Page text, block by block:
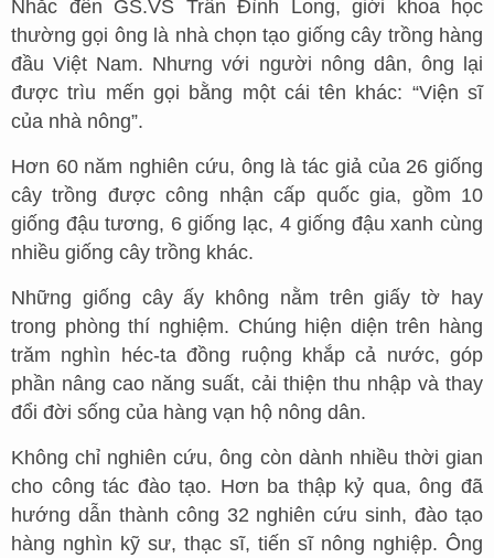
Nhắc đến GS.VS Trần Đình Long, giới khoa học
thường gọi ông là nhà chọn tạo giống cây trồng hàng
đầu Việt Nam. Nhưng với người nông dân, ông lại
được trìu mến gọi bằng một cái tên khác: “Viện sĩ
của nhà nông”.
Hơn 60 năm nghiên cứu, ông là tác giả của 26 giống
cây trồng được công nhận cấp quốc gia, gồm 10
giống đậu tương, 6 giống lạc, 4 giống đậu xanh cùng
nhiều giống cây trồng khác.
Những giống cây ấy không nằm trên giấy tờ hay
trong phòng thí nghiệm. Chúng hiện diện trên hàng
trăm nghìn héc-ta đồng ruộng khắp cả nước, góp
phần nâng cao năng suất, cải thiện thu nhập và thay
đổi đời sống của hàng vạn hộ nông dân.
Không chỉ nghiên cứu, ông còn dành nhiều thời gian
cho công tác đào tạo. Hơn ba thập kỷ qua, ông đã
hướng dẫn thành công 32 nghiên cứu sinh, đào tạo
hàng nghìn kỹ sư, thạc sĩ, tiến sĩ nông nghiệp. Ông